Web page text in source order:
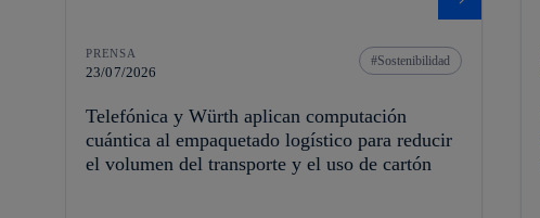
PRENSA
23/07/2026
Sostenibilidad
Telefónica y Würth aplican computación
cuántica al empaquetado logístico para reducir
el volumen del transporte y el uso de cartón